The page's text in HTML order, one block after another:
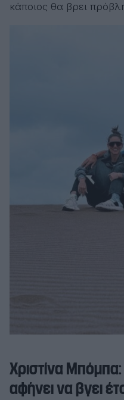
κάποιος θα βρει
Χριστίνα
αφήνει να βγει